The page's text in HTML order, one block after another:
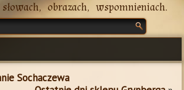
obrazach, wspomnieniach.
Sochaczewa